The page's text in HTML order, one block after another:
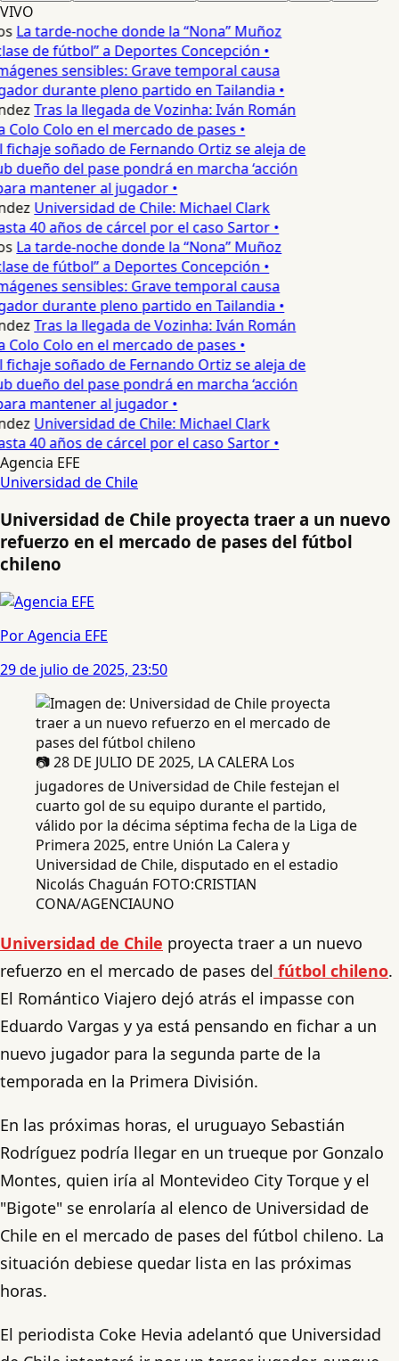
VIVO
La tarde-noche donde la “Nona” Muñoz
de fútbol” a Deportes Concepción •
sensibles: Grave temporal causa
durante pleno partido en Tailandia •
Tras la llegada de Vozinha: Iván Román
Colo en el mercado de pases •
fichaje soñado de Fernando Ortiz se aleja de
dueño del pase pondrá en marcha ‘acción
mantener al jugador •
Universidad de Chile: Michael Clark
40 años de cárcel por el caso Sartor •
La tarde-noche donde la “Nona” Muñoz
de fútbol” a Deportes Concepción •
sensibles: Grave temporal causa
durante pleno partido en Tailandia •
Tras la llegada de Vozinha: Iván Román
Colo en el mercado de pases •
fichaje soñado de Fernando Ortiz se aleja de
dueño del pase pondrá en marcha ‘acción
mantener al jugador •
Universidad de Chile: Michael Clark
40 años de cárcel por el caso Sartor •
Agencia EFE
Universidad de Chile
Universidad de Chile proyecta traer a un nuevo
refuerzo en el mercado de pases del fútbol
chileno
Por Agencia EFE
29 de julio de 2025, 23:50
📷 28 DE JULIO DE 2025, LA CALERA Los
jugadores de Universidad de Chile festejan el
cuarto gol de su equipo durante el partido,
válido por la décima séptima fecha de la Liga de
Primera 2025, entre Unión La Calera y
Universidad de Chile, disputado en el estadio
Nicolás Chaguán FOTO:CRISTIAN
CONA/AGENCIAUNO
Universidad de Chile proyecta traer a un nuevo
refuerzo en el mercado de pases del fútbol chileno.
El Romántico Viajero dejó atrás el impasse con
Eduardo Vargas y ya está pensando en fichar a un
nuevo jugador para la segunda parte de la
temporada en la Primera División.
En las próximas horas, el uruguayo Sebastián
Rodríguez podría llegar en un trueque por Gonzalo
Montes, quien iría al Montevideo City Torque y el
"Bigote" se enrolaría al elenco de Universidad de
Chile en el mercado de pases del fútbol chileno. La
situación debiese quedar lista en las próximas
horas.
El periodista Coke Hevia adelantó que Universidad